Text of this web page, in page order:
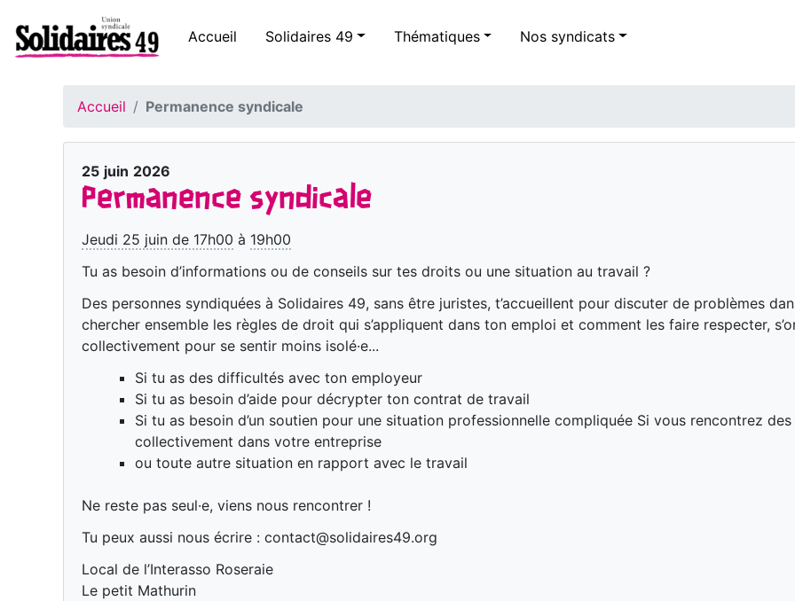
Accueil Solidaires 49 Thématiques Nos syndicats
Accueil Permanence syndicale
25 juin 2026
Permanence syndicale
Jeudi 25 juin de 17h00 à 19h00
Tu as besoin d’informations ou de conseils sur tes droits ou une situation au travail ?
Des personnes syndiquées à Solidaires 49, sans être juristes, t’accueillent pour discuter de problèmes
chercher ensemble les règles de droit qui s’appliquent dans ton emploi et comment les faire respecter,
collectivement pour se sentir moins isolé·e...
Si tu as des difficultés avec ton employeur
Si tu as besoin d’aide pour décrypter ton contrat de travail
Si tu as besoin d’un soutien pour une situation professionnelle compliquée Si vous rencontrez
collectivement dans votre entreprise
ou toute autre situation en rapport avec le travail
Ne reste pas seul·e, viens nous rencontrer !
Tu peux aussi nous écrire : contact@solidaires49.org
Local de l’Interasso Roseraie
Le petit Mathurin